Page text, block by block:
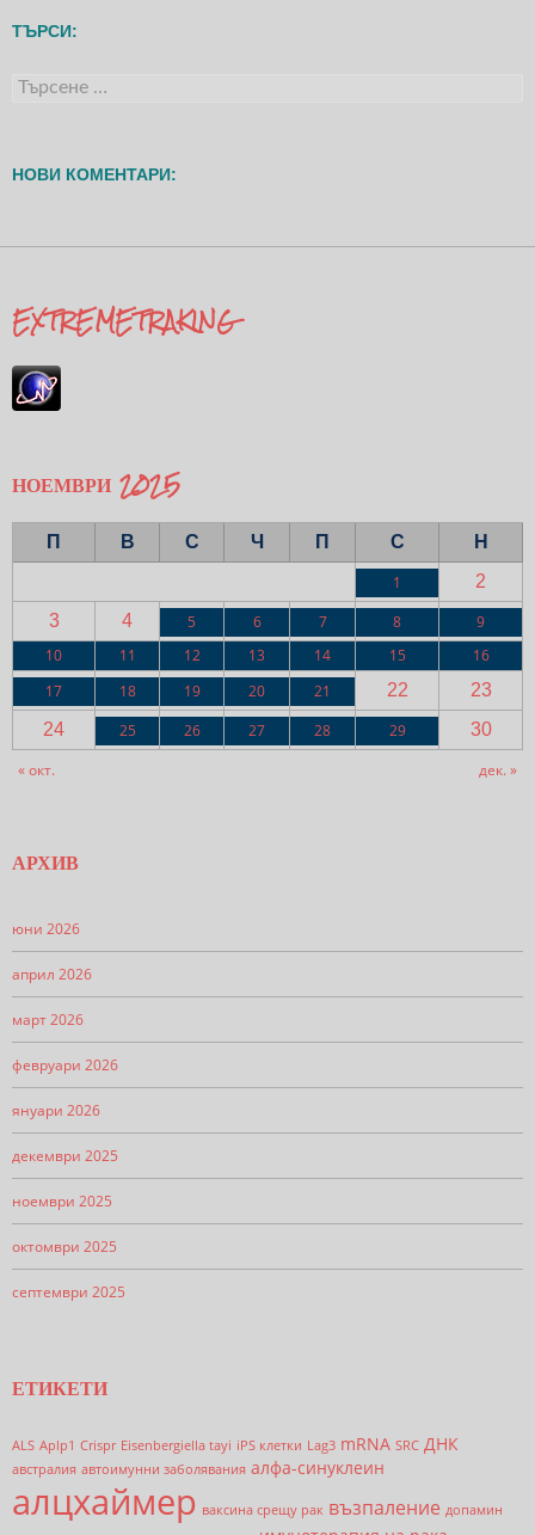
ТЪРСИ:
Търсене
за:
НОВИ КОМЕНТАРИ:
EXTREMETRAKING
НОЕМВРИ 2025
П В С Ч П С
Н
1
2
3
4 5 6 7 8
9
10
11 12 13 14 15
16
17
18 19 20 21 22
23
24
25 26 27 28 29
30
« окт.
дек. »
АРХИВ
юни 2026
април 2026
март 2026
февруари 2026
януари 2026
декември 2025
ноември 2025
октомври 2025
септември 2025
ЕТИКЕТИ
ALS Aplp1 Crispr Eisenbergiella tayi iPS клетки Lag3 mRNA SRC ДНК
австралия автоимунни заболявания алфа-синуклеин
алцхаймер ваксина срещу рак възпаление допамин